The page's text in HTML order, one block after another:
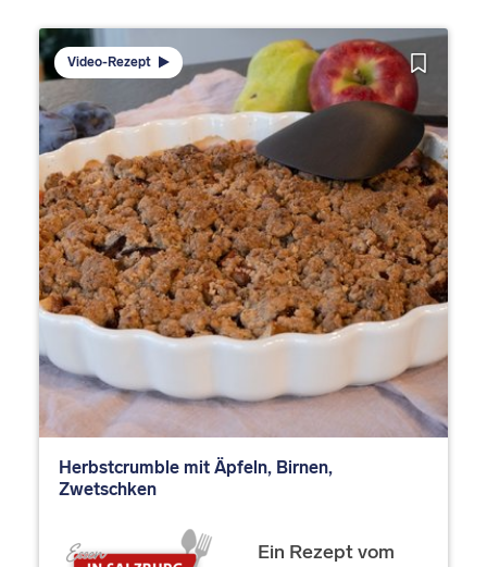
Video-Rezept
Herbstcrumble mit Äpfeln, Birnen,
Zwetschken
Ein Rezept vom